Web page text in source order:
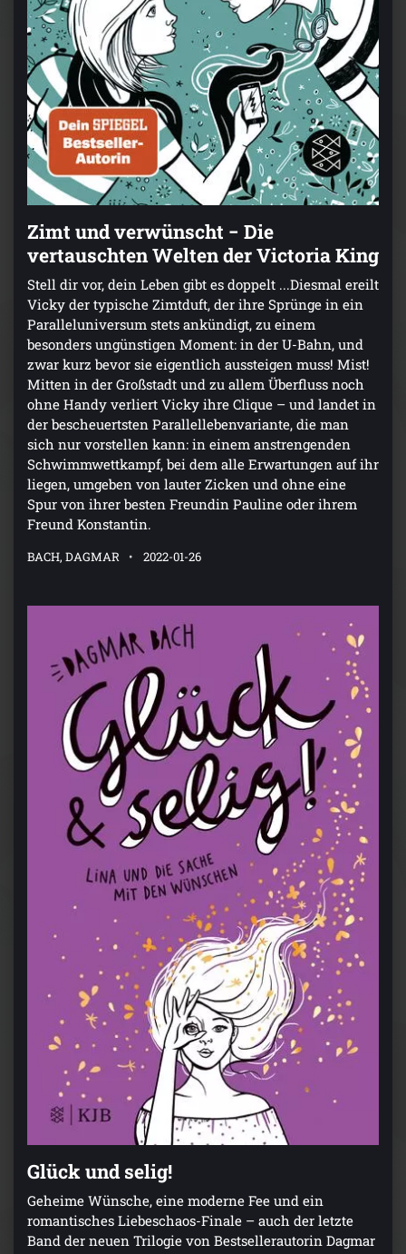
Zimt und verwünscht − Die
vertauschten Welten der Victoria King
Stell dir vor, dein Leben gibt es doppelt ...Diesmal ereilt
Vicky der typische Zimtduft, der ihre Sprünge in ein
Paralleluniversum stets ankündigt, zu einem
besonders ungünstigen Moment: in der U-Bahn, und
zwar kurz bevor sie eigentlich aussteigen muss! Mist!
Mitten in der Großstadt und zu allem Überfluss noch
ohne Handy verliert Vicky ihre Clique – und landet in
der bescheuertsten Parallellebenvariante, die man
sich nur vorstellen kann: in einem anstrengenden
Schwimmwettkampf, bei dem alle Erwartungen auf ihr
liegen, umgeben von lauter Zicken und ohne eine
Spur von ihrer besten Freundin Pauline oder ihrem
Freund Konstantin.
BACH, DAGMAR 2022-01-26
Glück und selig!
Geheime Wünsche, eine moderne Fee und ein
romantisches Liebeschaos-Finale – auch der letzte
Band der neuen Trilogie von Bestsellerautorin Dagmar